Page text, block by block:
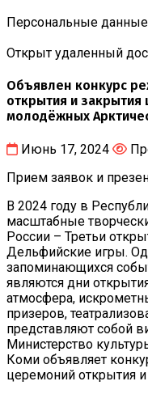
Персональные данные
Открыт удаленный
Объявлен конкурс
открытия и
молодёжных
Июнь 17, 2024
Прием заявок и
В 2024 году в
масштабные
России – Третьи
Дельфийские игры.
запоминающихся
являются дни
атмосфера,
призеров,
представляют собой
Министерство
Коми объявляет
церемоний открытия